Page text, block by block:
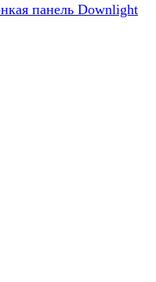
панель Downlight